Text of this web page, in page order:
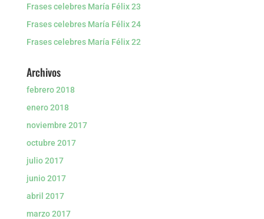
Frases celebres María Félix 23
Frases celebres María Félix 24
Frases celebres María Félix 22
Archivos
febrero 2018
enero 2018
noviembre 2017
octubre 2017
julio 2017
junio 2017
abril 2017
marzo 2017